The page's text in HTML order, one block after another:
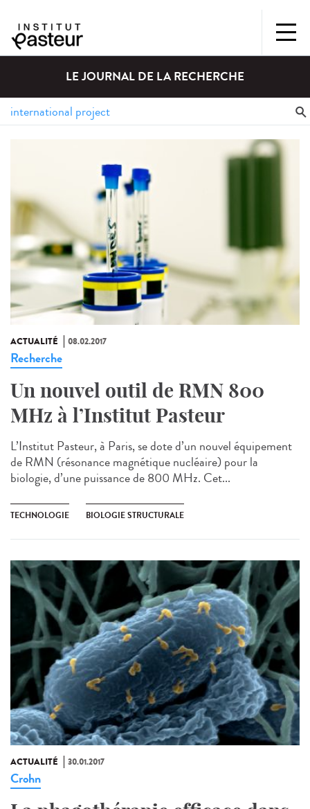
LE JOURNAL DE LA RECHERCHE
ACTUALITÉ 08.02.2017
Recherche
Un nouvel outil de RMN 800
MHz à l’Institut Pasteur
L’Institut Pasteur, à Paris, se dote d’un nouvel équipement
de RMN (résonance magnétique nucléaire) pour la
biologie, d’une puissance de 800 MHz. Cet...
TECHNOLOGIE BIOLOGIE STRUCTURALE
ACTUALITÉ 30.01.2017
Crohn